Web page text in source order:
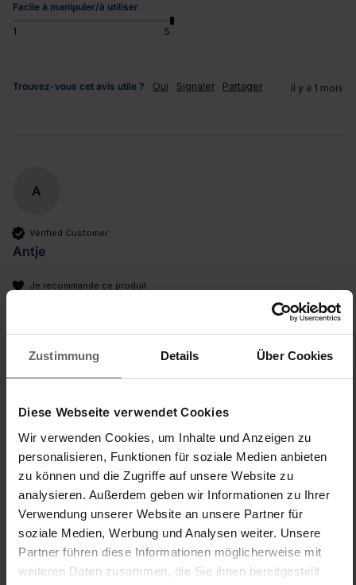
Zustimmung Details Über Cookies
Diese Webseite verwendet Cookies
Wir verwenden Cookies, um Inhalte und Anzeigen zu
personalisieren, Funktionen für soziale Medien anbieten
zu können und die Zugriffe auf unsere Website zu
analysieren. Außerdem geben wir Informationen zu Ihrer
Verwendung unserer Website an unsere Partner für
soziale Medien, Werbung und Analysen weiter. Unsere
Partner führen diese Informationen möglicherweise mit
weiteren Daten zusammen, die Sie ihnen bereitgestellt
Facile à manipuler/à utiliser
1 5
Trouvez-vous cet avis utile ? Oui Signaler Partager il y a 1 mois
A
Verified Customer
Antje
Je recommande ce produit
Fensterwischer und Rahmenwischer 4in1 Telescope 2m
L'auteur de cet avis n'a laissé aucun commentaire
Qualité du produit
5
Rapport qualité/prix
1
Facile à manipuler/à utiliser
5
Oui Signaler il y a 2 mois